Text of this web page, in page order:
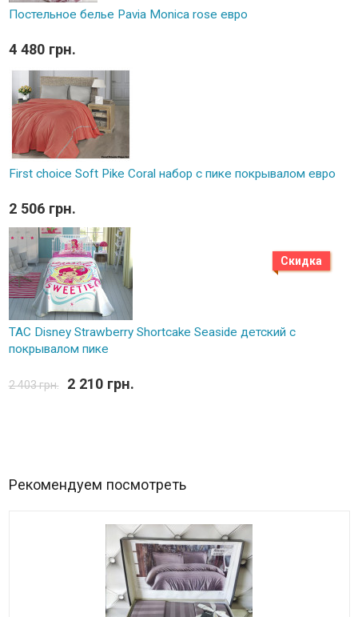
Постельное белье Pavia Monica rose евро
4 480 грн.
First choice Soft Pike Coral набор с пике покрывалом евро
2 506 грн.
Скидка
TAC Disney Strawberry Shortcake Seaside детский с
покрывалом пике
2 403 грн. 2 210 грн.
Рекомендуем посмотреть